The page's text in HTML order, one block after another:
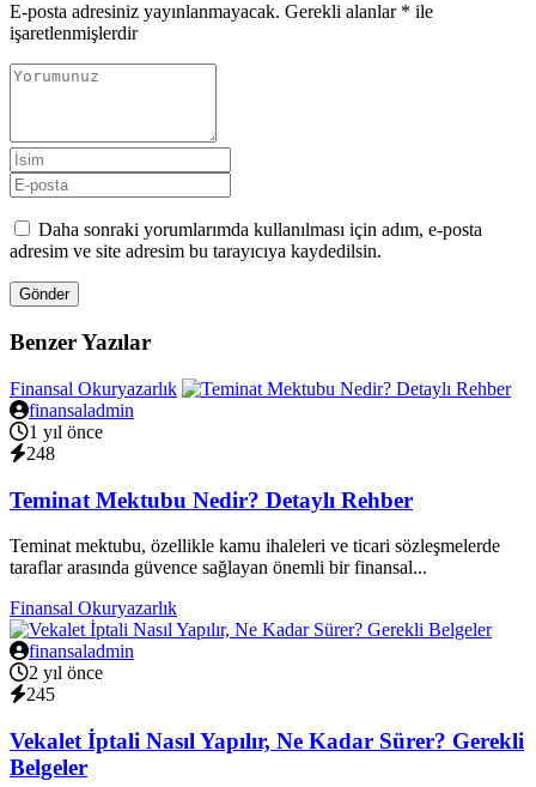
E-posta adresiniz yayınlanmayacak. Gerekli alanlar * ile
işaretlenmişlerdir
Daha sonraki yorumlarımda kullanılması için adım, e-posta
adresim ve site adresim bu tarayıcıya kaydedilsin.
Gönder
Benzer Yazılar
Finansal Okuryazarlık
finansaladmin
1 yıl önce
248
Teminat Mektubu Nedir? Detaylı Rehber
Teminat mektubu, özellikle kamu ihaleleri ve ticari sözleşmelerde
taraflar arasında güvence sağlayan önemli bir finansal...
Finansal Okuryazarlık
finansaladmin
2 yıl önce
245
Vekalet İptali Nasıl Yapılır, Ne Kadar Sürer? Gerekli
Belgeler